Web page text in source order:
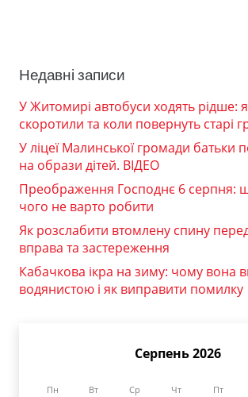
Недавні записи
У Житомирі автобуси ходять рідше:
скоротили та коли повернуть старі
У ліцеї Малинської громади батьки
на образи дітей. ВІДЕО
Преображення Господнє 6 серпня:
чого не варто робити
Як розслабити втомлену спину
вправа та застереження
Кабачкова ікра на зиму: чому вона
водянистою і як виправити помилку
Серпень 2026
Пн Вт Ср Чт Пт